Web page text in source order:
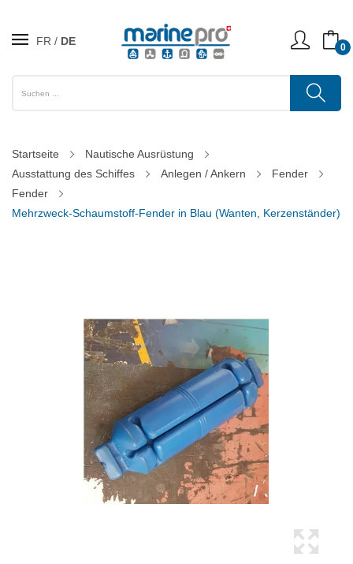
FR DE 0
Startseite
Nautische Ausrüstung
Ausstattung des Schiffes
Anlegen / Ankern
Fender
Fender
Mehrzweck-Schaumstoff-Fender in Blau (Wanten, Kerzenständer)